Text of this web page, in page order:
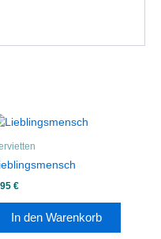
€
In den Warenkorb